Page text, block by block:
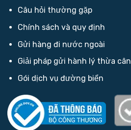
Câu hỏi thường gặp
Chính sách và quy định
Gửi hàng đi nước ngoài
Giải pháp gửi hành lý thừa cân
Gói dịch vụ đường biển